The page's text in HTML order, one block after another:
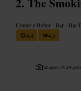
Comer e Beber • Bar • Bar
4,4
4,5
Imagem /